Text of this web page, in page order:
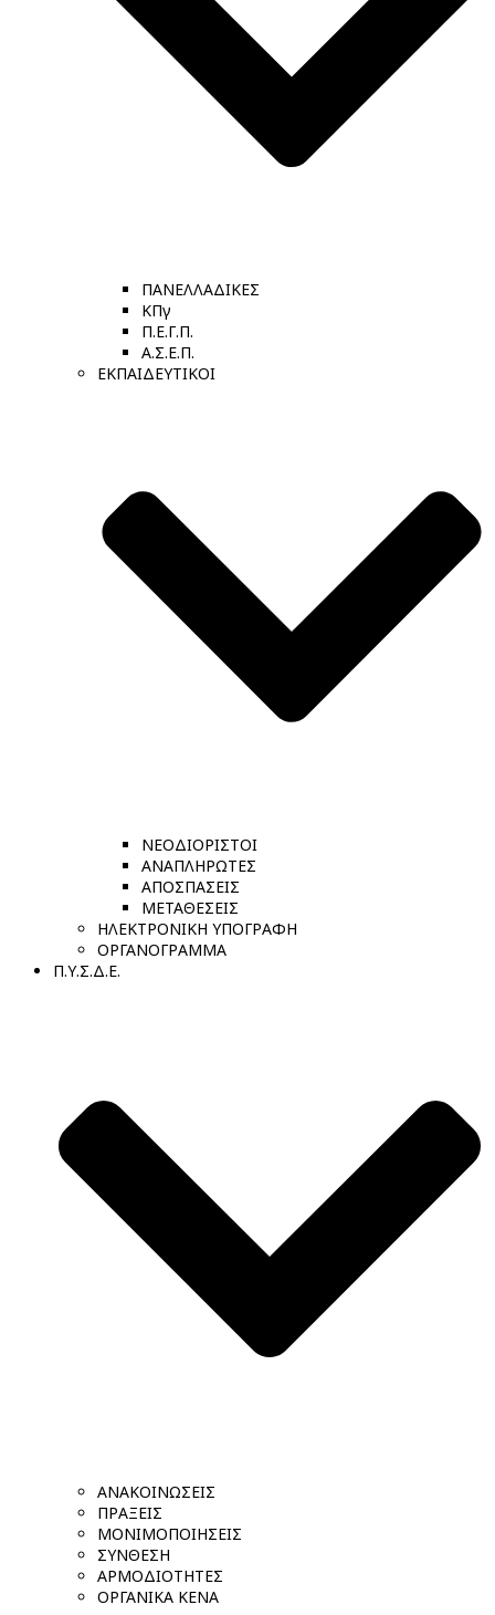
ΠΑΝΕΛΛΑΔΙΚΕΣ
ΚΠγ
Π.Ε.Γ.Π.
Α.Σ.Ε.Π.
ΕΚΠΑΙΔΕΥΤΙΚΟΙ
ΝΕΟΔΙΟΡΙΣΤΟΙ
ΑΝΑΠΛΗΡΩΤΕΣ
ΑΠΟΣΠΑΣΕΙΣ
ΜΕΤΑΘΕΣΕΙΣ
ΗΛΕΚΤΡΟΝΙΚΗ ΥΠΟΓΡΑΦΗ
ΟΡΓΑΝΟΓΡΑΜΜΑ
Π.Υ.Σ.Δ.Ε.
ΑΝΑΚΟΙΝΩΣΕΙΣ
ΠΡΑΞΕΙΣ
ΜΟΝΙΜΟΠΟΙΗΣΕΙΣ
ΣΥΝΘΕΣΗ
ΑΡΜΟΔΙΟΤΗΤΕΣ
ΟΡΓΑΝΙΚΑ ΚΕΝΑ